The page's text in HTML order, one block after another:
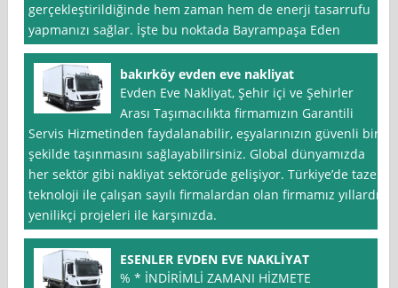
gerçekleştirildiğinde hem zaman hem de enerji tasarrufu
yapmanızı sağlar. İşte bu noktada Bayrampaşa Eden
bakırköy evden eve nakliyat
Evden Eve Nakliyat, Şehir içi ve Şehirler
Arası Taşımacılıkta firmamızın Garantili
Servis Hizmetinden faydalanabilir, eşyalarınızın güvenli bir
şekilde taşınmasını sağlayabilirsiniz. Global dünyamızda
her sektör gibi nakliyat sektörüde gelişiyor. Türkiye’de taze
teknoloji ile çalışan sayılı firmalardan olan firmamız yıllardır
yenilikçi projeleri ile karşınızda.
ESENLER EVDEN EVE NAKLİYAT
% * İNDİRİMLİ ZAMANI HİZMETE